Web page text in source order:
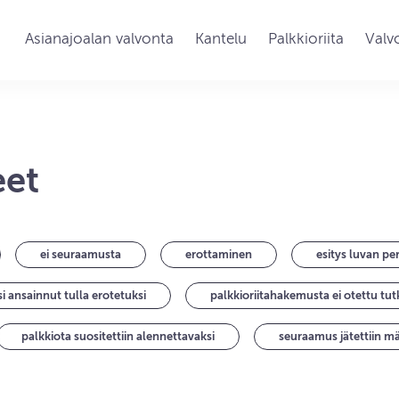
Asianajoalan valvonta Kantelu Palkkioriita
ei seuraamusta erottaminen esitys luvan
ansainnut tulla erotetuksi palkkioriitahakemusta ei otettu
palkkiota suositettiin alennettavaksi seuraamus jätettiin